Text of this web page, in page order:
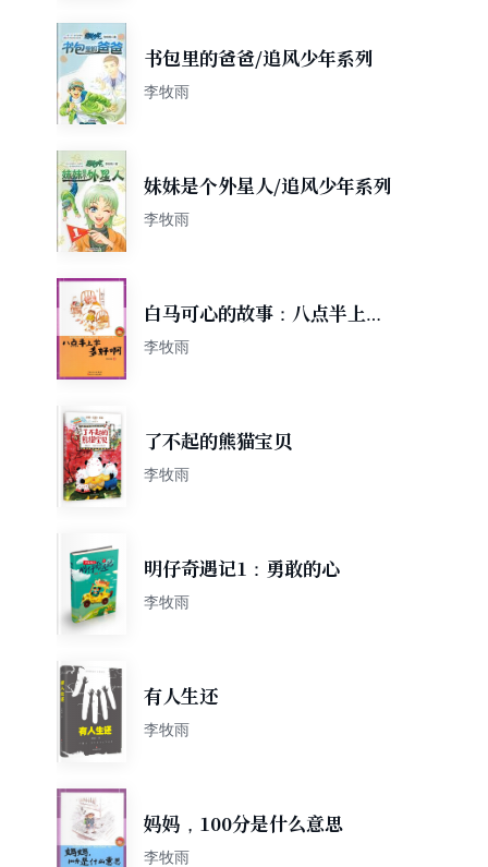
书包里的爸爸/追风少年系列
李牧雨
妹妹是个外星人/追风少年系列
李牧雨
白马可心的故事：八点半上学
多好啊
李牧雨
了不起的熊猫宝贝
李牧雨
明仔奇遇记1：勇敢的心
李牧雨
有人生还
李牧雨
妈妈，100分是什么意思
李牧雨